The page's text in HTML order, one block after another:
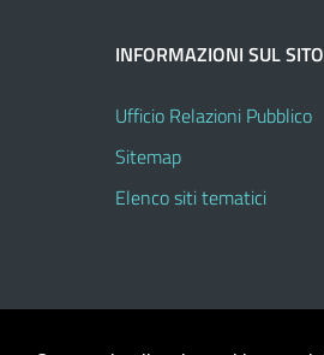
INFORMAZIONI SUL SITO
Ufficio Relazioni Pubblico
Sitemap
Elenco siti tematici